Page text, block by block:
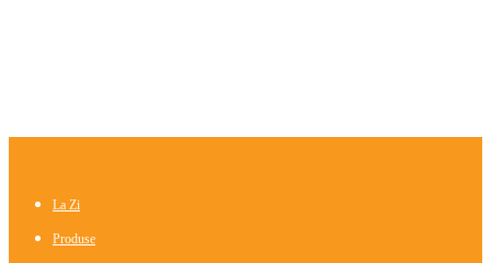
La Zi
Produse